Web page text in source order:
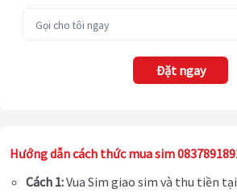
Đặt ngay
Hướng dẫn cách thức mua sim
Cách 1:Vua Sim giao sim và thu tiền